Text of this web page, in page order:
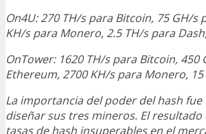
On4U: 270 TH/s para Bitcoin, 75 GH/
KH/s para Monero, 2.5 TH/s para
OnTower: 1620 TH/s para Bitcoin,
Ethereum, 2700 KH/s para Monero,
La importancia del poder del hash
diseñar sus tres mineros. El
tasas de hash insuperables en el